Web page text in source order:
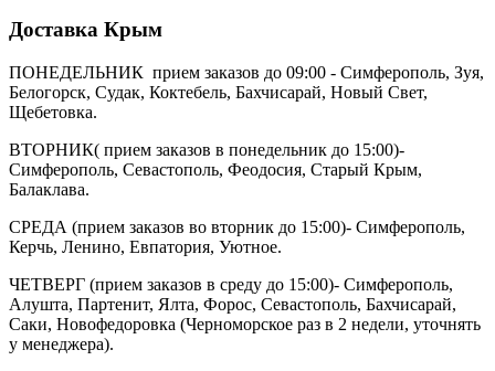
Доставка Крым
ПОНЕДЕЛЬНИК прием заказов до 09:00 - Симферополь, Зуя,
Белогорск, Судак, Коктебель, Бахчисарай, Новый Свет,
Щебетовка.
ВТОРНИК( прием заказов в понедельник до 15:00)-
Симферополь, Севастополь, Феодосия, Старый Крым,
Балаклава.
СРЕДА (прием заказов во вторник до 15:00)- Симферополь,
Керчь, Ленино, Евпатория, Уютное.
ЧЕТВЕРГ (прием заказов в среду до 15:00)- Симферополь,
Алушта, Партенит, Ялта, Форос, Севастополь, Бахчисарай,
Саки, Новофедоровка (Черноморское раз в 2 недели, уточнять
у менеджера).